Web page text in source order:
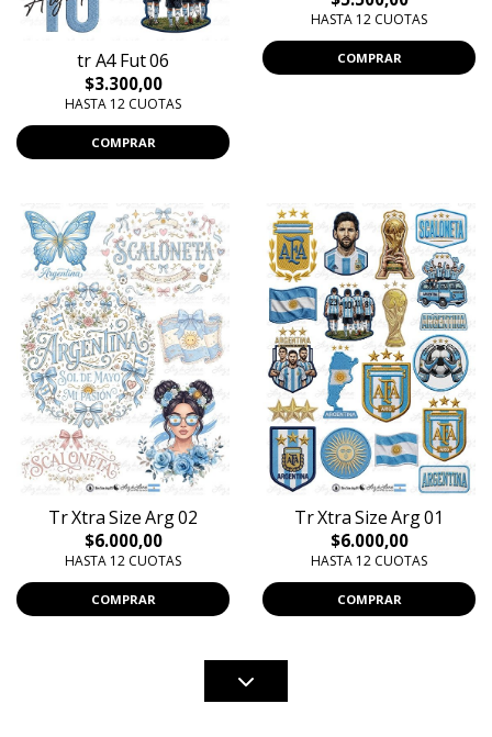
tr A4 Fut 06
$3.300,00
HASTA 12 CUOTAS
COMPRAR
HASTA 12 CUOTAS
COMPRAR
Tr Xtra Size Arg 02
$6.000,00
HASTA 12 CUOTAS
COMPRAR
Tr Xtra Size Arg 01
$6.000,00
HASTA 12 CUOTAS
COMPRAR